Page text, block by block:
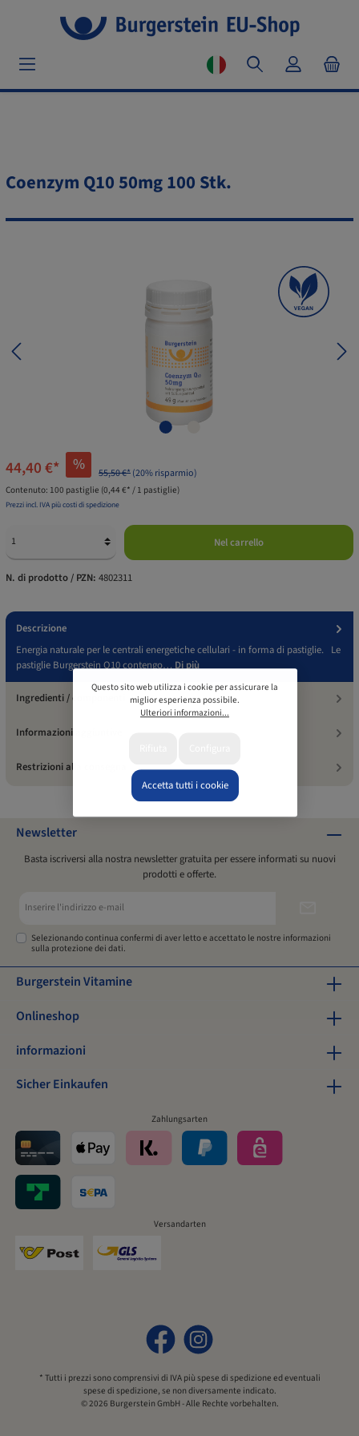
Coenzym Q10 50mg 100 Stk.
44,40 €* % 55,50 €*(20% risparmio)
Contenuto: 100 pastiglie (0,44 €* / 1 pastiglie)
Prezzi incl. IVA più costi di spedizione
Nel carrello
N. di prodotto / PZN: 4802311
Descrizione
Energia naturale per le centrali energetiche cellulari - in forma di pastiglie. Le
pastiglie Burgerstein Q10 contengo…Di più
Ingredienti / componenti
Informazioni aggiuntive
Restrizioni alla consegna
Newsletter
Basta iscriversi alla nostra newsletter gratuita per essere informati su nuovi
prodotti e offerte.
Selezionando continua confermi di aver letto e accettato le nostre informazioni
sulla protezione dei dati.
Burgerstein Vitamine
Onlineshop
informazioni
Sicher Einkaufen
Zahlungsarten
Versandarten
* Tutti i prezzi sono comprensivi di IVA più spese di spedizione ed eventuali
spese di spedizione, se non diversamente indicato.
© 2026 Burgerstein GmbH - Alle Rechte vorbehalten.
Questo sito web utilizza i cookie per assicurare la
miglior esperienza possibile.
Ulteriori informazioni...
Accetta tutti i cookie